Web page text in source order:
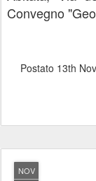
Convegno
Postato 13th
NOV